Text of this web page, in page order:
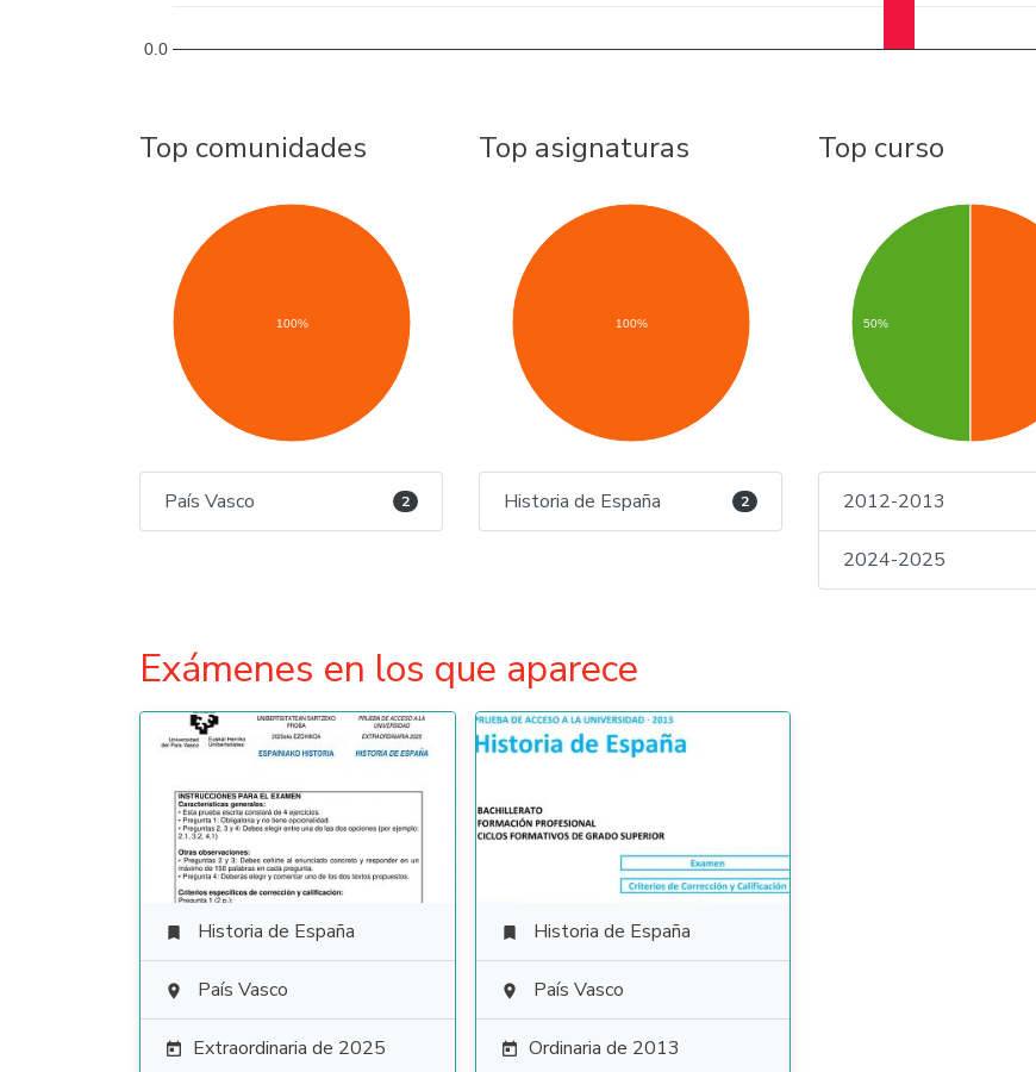
0.0
Top comunidades
100%
País Vasco 2
Top asignaturas
100%
Historia de España 2
Top curso
50%
2012-2013
2024-2025
Exámenes en los que aparece
 Historia de España
 País Vasco
 Extraordinaria de 2025
 Historia de España
 País Vasco
 Ordinaria de 2013